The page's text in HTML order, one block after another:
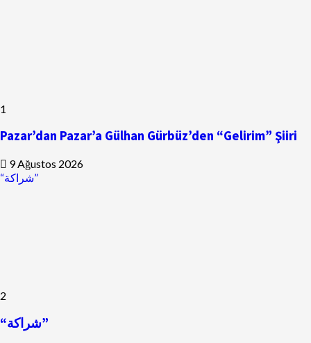
1
Pazar’dan Pazar’a Gülhan Gürbüz’den “Gelirim” Şiiri
9 Ağustos 2026
“شراكة”
2
“شراكة”